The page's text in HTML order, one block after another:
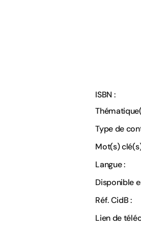
ISBN :
Type de
Mot(s)
Langue :
Disponible
Réf. CidB :
Lien de